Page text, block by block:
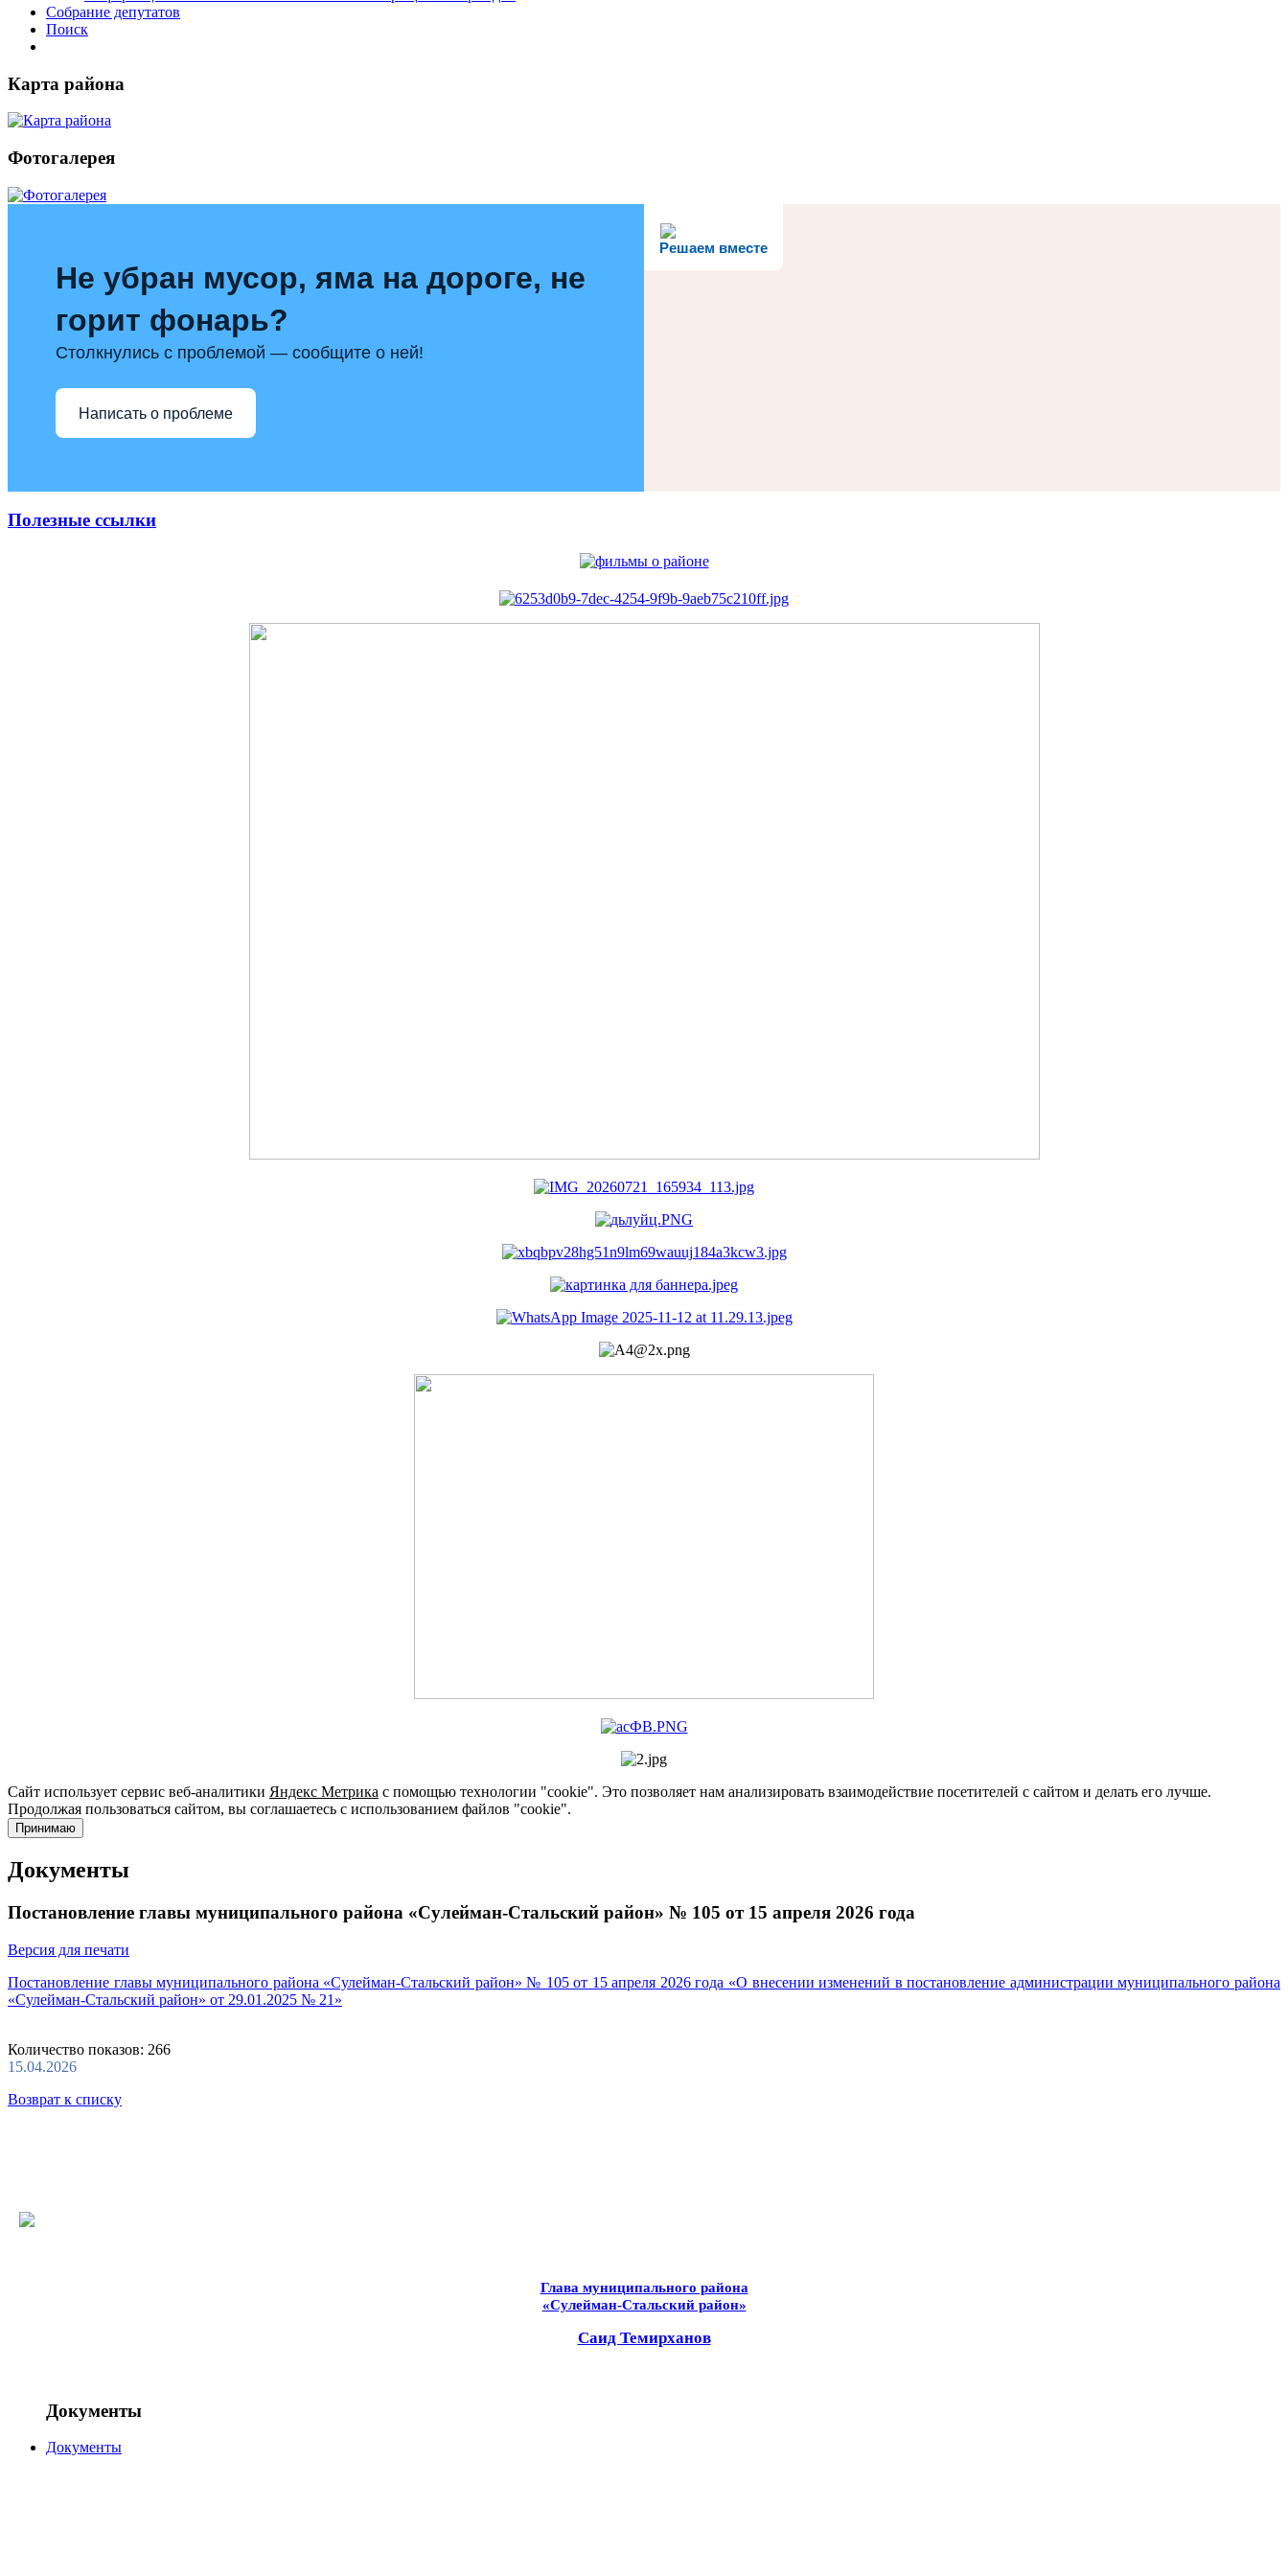
Собрание депутатов
Поиск
Карта района
Фотогалерея
Решаем вместе
Не убран мусор, яма на дороге, не
горит фонарь?
Столкнулись с проблемой — сообщите о ней!
Написать о проблеме
Полезные ссылки
Сайт использует сервис веб-аналитики Яндекс Метрика с помощью технологии "cookie". Это позволяет нам анализировать взаимодействие посетителей с сайтом и делать его лучше.
Продолжая пользоваться сайтом, вы соглашаетесь с использованием файлов "cookie".
Принимаю
Документы
Постановление главы муниципального района «Сулейман-Стальский район» № 105 от 15 апреля 2026 года
Версия для печати
Постановление главы муниципального района «Сулейман-Стальский район» № 105 от 15 апреля 2026 года «О внесении изменений в постановление администрации муниципального района
«Сулейман-Стальский район» от 29.01.2025 № 21»
Количество показов: 266
15.04.2026
Возврат к списку
Глава муниципального района
«Сулейман-Стальский район»
Саид Темирханов
Документы
Документы